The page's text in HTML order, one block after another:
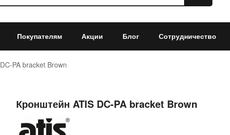
Покупателям Акции Блог Сотрудничество
PA bracket Brown
Кронштейн ATIS DC-PA bracket Brown